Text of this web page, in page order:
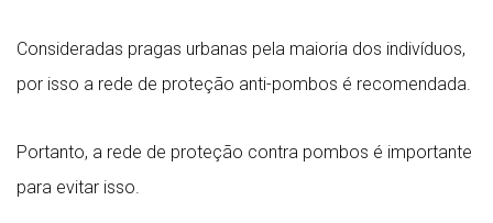
Consideradas pragas urbanas pela maioria dos indivíduos,
por isso a rede de proteção anti-pombos é recomendada.
Portanto, a rede de proteção contra pombos é importante
para evitar isso.